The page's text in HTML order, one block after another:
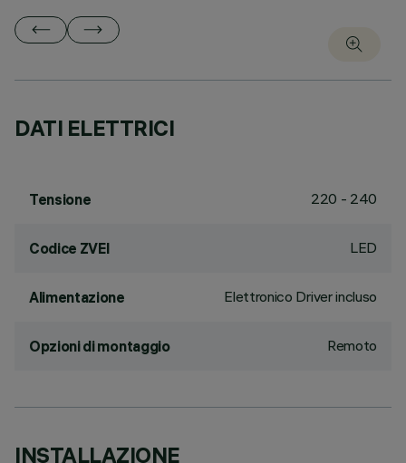
DATI ELETTRICI
Tensione 220 - 240
Codice ZVEI LED
Alimentazione Elettronico Driver incluso
Opzioni di montaggio Remoto
INSTALLAZIONE